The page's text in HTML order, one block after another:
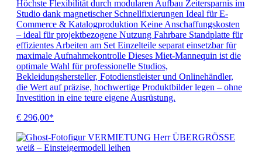
Höchste Flexibilität durch modularen Aufbau Zeitersparnis im
Studio dank magnetischer Schnellfixierungen Ideal für E-
Commerce & Katalogproduktion Keine Anschaffungskosten
– ideal für projektbezogene Nutzung Fahrbare Standplatte für
effizientes Arbeiten am Set Einzelteile separat einsetzbar für
maximale Aufnahmekontrolle Dieses Miet-Mannequin ist die
optimale Wahl für professionelle Studios,
Bekleidungshersteller, Fotodienstleister und Onlinehändler,
die Wert auf präzise, hochwertige Produktbilder legen – ohne
Investition in eine teure eigene Ausrüstung.
€ 296,00*